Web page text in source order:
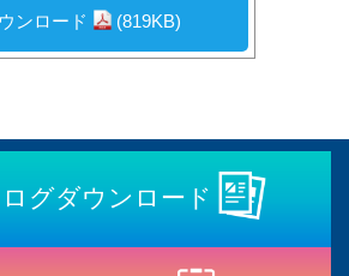
ンロード (819KB)
グダウンロード